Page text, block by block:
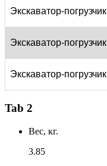
Экскаватор-погрузчик
Экскаватор-погрузчик
Экскаватор-погрузчик
Tab 2
Вес, кг.
3.85